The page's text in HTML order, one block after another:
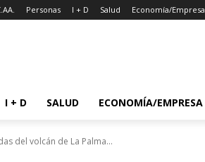
Personas I + D Salud Economía/Empresa
I + D SALUD ECONOMÍA/EMPRESA
del volcán de La Palma...